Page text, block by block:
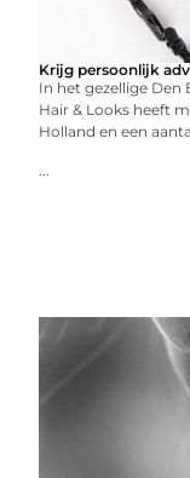
Krijg persoonlijk
In het gezellige Den
Hair & Looks heeft
Holland en een
...